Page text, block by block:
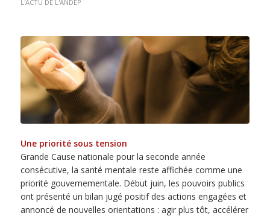
L'ACTU DE L'ANDEP
Une priorité sous tension
Grande Cause nationale pour la seconde année
consécutive, la santé mentale reste affichée comme une
priorité gouvernementale. Début juin, les pouvoirs publics
ont présenté un bilan jugé positif des actions engagées et
annoncé de nouvelles orientations : agir plus tôt, accélérer